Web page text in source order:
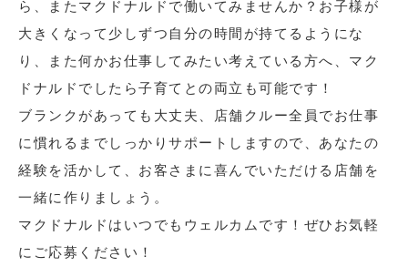
ら、またマクドナルドで働いてみませんか？お子様が
大きくなって少しずつ自分の時間が持てるようにな
り、また何かお仕事してみたい考えている方へ、マク
ドナルドでしたら子育てとの両立も可能です！
ブランクがあっても大丈夫、店舗クルー全員でお仕事
に慣れるまでしっかりサポートしますので、あなたの
経験を活かして、お客さまに喜んでいただける店舗を
一緒に作りましょう。
マクドナルドはいつでもウェルカムです！ぜひお気軽
にご応募ください！